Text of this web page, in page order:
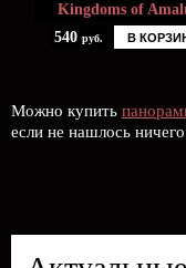
Kingdoms of
540 руб. В
Можно купить
если не нашлось